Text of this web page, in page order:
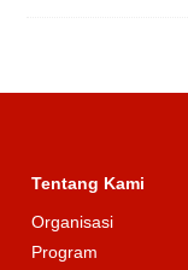
Tentang Kami
Organisasi
Program